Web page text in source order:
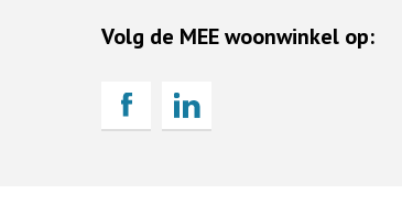
Volg de MEE woonwinkel op: